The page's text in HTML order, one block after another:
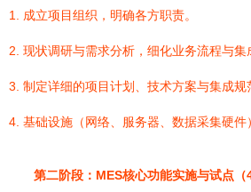
1. 成立项目组织，明确各方职责。
2. 现状调研与需求分析，细化业务流程与集
3. 制定详细的项目计划、技术方案与集成规
4. 基础设施（网络、服务器、数据采集硬件
第二阶段：MES核心功能实施与试点（